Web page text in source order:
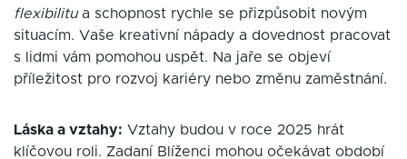
flexibilitua schopnost rychle se přizpůsobit novým
situacím. Vaše kreativní nápady a dovednost pracovat
s lidmi vám pomohou uspět. Na jaře se objeví
příležitost pro rozvoj kariéry nebo změnu zaměstnání.
Láska a vztahy: Vztahy budou v roce 2025 hrát
klíčovou roli. Zadaní Blíženci mohou očekávat období